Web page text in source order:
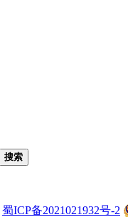
搜索
蜀ICP备2021021932号-2